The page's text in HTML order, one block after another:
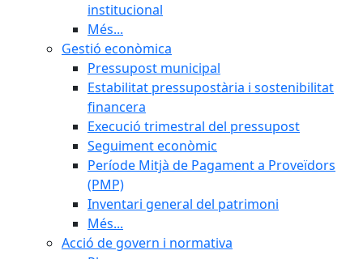
institucional
Més...
Gestió econòmica
Pressupost municipal
Estabilitat pressupostària i sostenibilitat
financera
Execució trimestral del pressupost
Seguiment econòmic
Període Mitjà de Pagament a Proveïdors
(PMP)
Inventari general del patrimoni
Més...
Acció de govern i normativa